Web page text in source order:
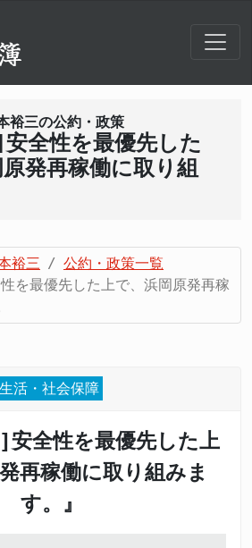
裕三の公約・政策
全性を最優先した
発再稼働に取り組
裕三
公約・政策一覧
を最優先した上で、浜岡原発再稼
生活・社会保障
安全性を最優先した上
再稼働に取り組みま
す。』